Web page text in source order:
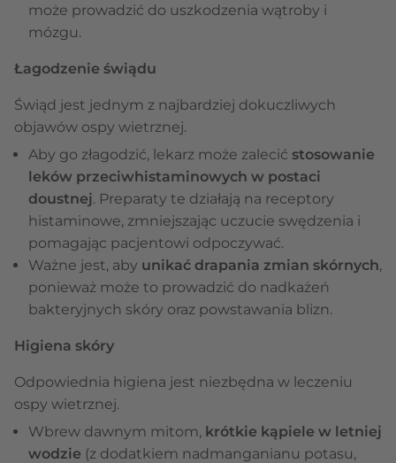
może prowadzić do uszkodzenia wątroby i
mózgu.
Łagodzenie świądu
Świąd jest jednym z najbardziej dokuczliwych
objawów ospy wietrznej.
Aby go złagodzić, lekarz może zalecić stosowanie
leków przeciwhistaminowych w postaci
doustnej. Preparaty te działają na receptory
histaminowe, zmniejszając uczucie swędzenia i
pomagając pacjentowi odpoczywać.
Ważne jest, aby unikać drapania zmian skórnych,
ponieważ może to prowadzić do nadkażeń
bakteryjnych skóry oraz powstawania blizn.
Higiena skóry
Odpowiednia higiena jest niezbędna w leczeniu
ospy wietrznej.
Wbrew dawnym mitom, krótkie kąpiele w letniej
wodzie (z dodatkiem nadmanganianu potasu,